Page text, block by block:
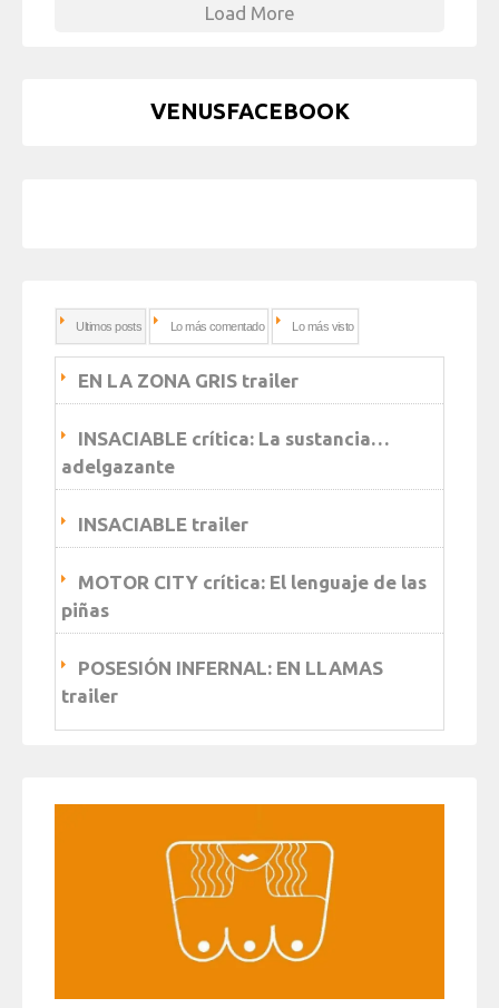
Load More
VENUSFACEBOOK
Ultimos posts Lo más comentado Lo más visto
EN LA ZONA GRIS trailer
INSACIABLE crítica: La sustancia…
adelgazante
INSACIABLE trailer
MOTOR CITY crítica: El lenguaje de las
piñas
POSESIÓN INFERNAL: EN LLAMAS
trailer